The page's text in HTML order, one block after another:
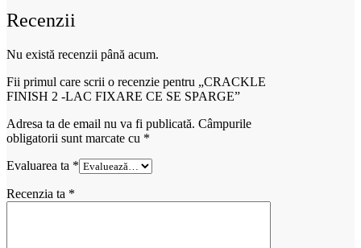
Recenzii
Nu există recenzii până acum.
Fii primul care scrii o recenzie pentru „CRACKLE
FINISH 2 -LAC FIXARE CE SE SPARGE”
Adresa ta de email nu va fi publicată. Câmpurile
obligatorii sunt marcate cu *
Evaluarea ta *
Recenzia ta *